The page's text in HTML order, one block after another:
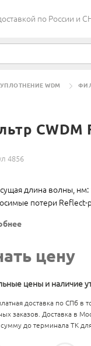
по России и
WDM
CWDM
4856
длина волны, нм:
потери Reflect-
цену
цены и наличие
доставка по СПб в
заказов. Доставка в
до терминала ТК